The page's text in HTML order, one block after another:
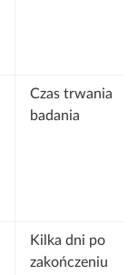
Czas trwania
badania
Kilka dni po
zakończeniu